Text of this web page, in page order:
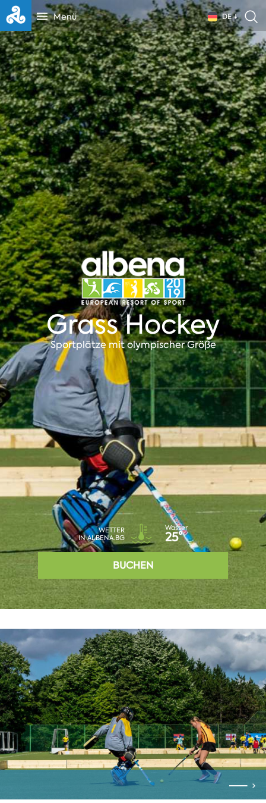
Menü DE
Grass Hockey
Sportplätze mit olympischer Größe
WETTER
IN ALBENA.BG
Wasser
25°
BUCHEN